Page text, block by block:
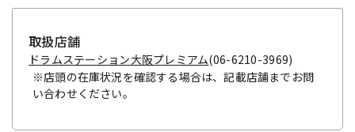
取扱店舗
ドラムステーション大阪プレミアム(06-6210-3969)
※店頭の在庫状況を確認する場合は、記載店舗までお問
い合わせください。